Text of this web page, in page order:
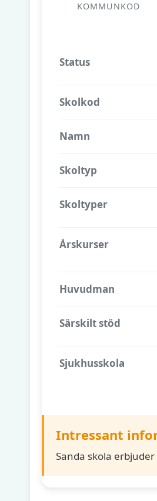
KOMMUNKOD
Status
Skolkod
Namn
Skoltyp
Skoltyper
Årskurser
Huvudman
Särskilt stöd
Sjukhusskola
Intressant
Sanda skola